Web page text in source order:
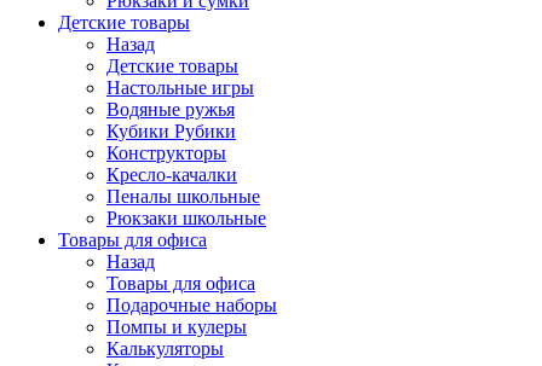
Детские товары
Назад
Детские товары
Настольные игры
Водяные ружья
Кубики Рубики
Конструкторы
Кресло-качалки
Пеналы школьные
Рюкзаки школьные
Товары для офиса
Назад
Товары для офиса
Подарочные наборы
Помпы и кулеры
Калькуляторы